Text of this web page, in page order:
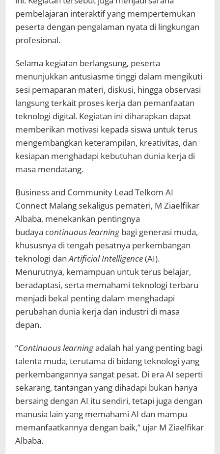
pembelajaran interaktif yang mempertemukan
peserta dengan pengalaman nyata di lingkungan
profesional.
Selama kegiatan berlangsung, peserta
menunjukkan antusiasme tinggi dalam mengikuti
sesi pemaparan materi, diskusi, hingga observasi
langsung terkait proses kerja dan pemanfaatan
teknologi digital. Kegiatan ini diharapkan dapat
memberikan motivasi kepada siswa untuk terus
mengembangkan keterampilan, kreativitas, dan
kesiapan menghadapi kebutuhan dunia kerja di
masa mendatang.
Business and Community Lead Telkom AI
Connect Malang sekaligus pemateri, M Ziaelfikar
Albaba, menekankan pentingnya
budaya continuous learningbagi generasi muda,
khususnya di tengah pesatnya perkembangan
teknologi danArtificial Intelligence(AI).
Menurutnya, kemampuan untuk terus belajar,
beradaptasi, serta memahami teknologi terbaru
menjadi bekal penting dalam menghadapi
perubahan dunia kerja dan industri di masa
depan.
“Continuous learningadalah hal yang penting bagi
talenta muda, terutama di bidang teknologi yang
perkembangannya sangat pesat. Di era AI seperti
sekarang, tantangan yang dihadapi bukan hanya
bersaing dengan AI itu sendiri, tetapi juga dengan
manusia lain yang memahami AI dan mampu
memanfaatkannya dengan baik,” ujar M Ziaelfikar
Albaba.